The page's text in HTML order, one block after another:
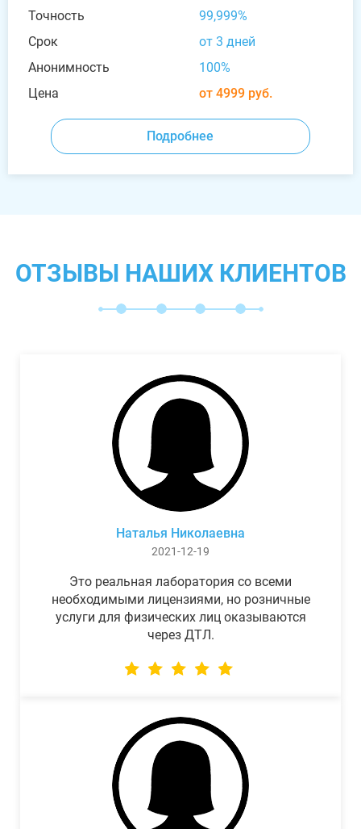
Точность
99,999%
Срок
от 3 дней
Анонимность
100%
Цена
от 4999 руб.
Подробнее
ОТЗЫВЫ НАШИХ КЛИЕНТОВ
Наталья Николаевна
2021-12-19
Это реальная лаборатория со всеми
необходимыми лицензиями, но розничные
услуги для физических лиц оказываются
через ДТЛ.